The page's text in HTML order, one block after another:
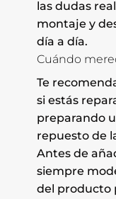
las dudas
montaje y
día a día.
Cuándo
Te
si estás
preparando
repuesto de
Antes de
siempre
del producto